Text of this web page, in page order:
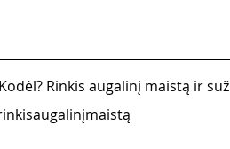
Rinkis augalinį maistą ir